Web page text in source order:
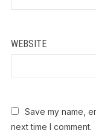
WEBSITE
Save my name,
next time I comment.